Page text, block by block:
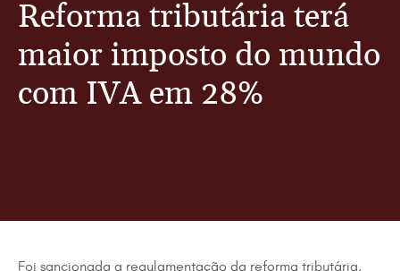
Reforma tributária terá
maior imposto do mundo
com IVA em 28%
Foi sancionada a regulamentação da reforma tributária,